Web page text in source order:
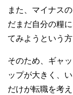
また、マイナス
だまだ自分の糧
てみようという方
そのため、ギャ
ップが大きく、
だけが転職を考